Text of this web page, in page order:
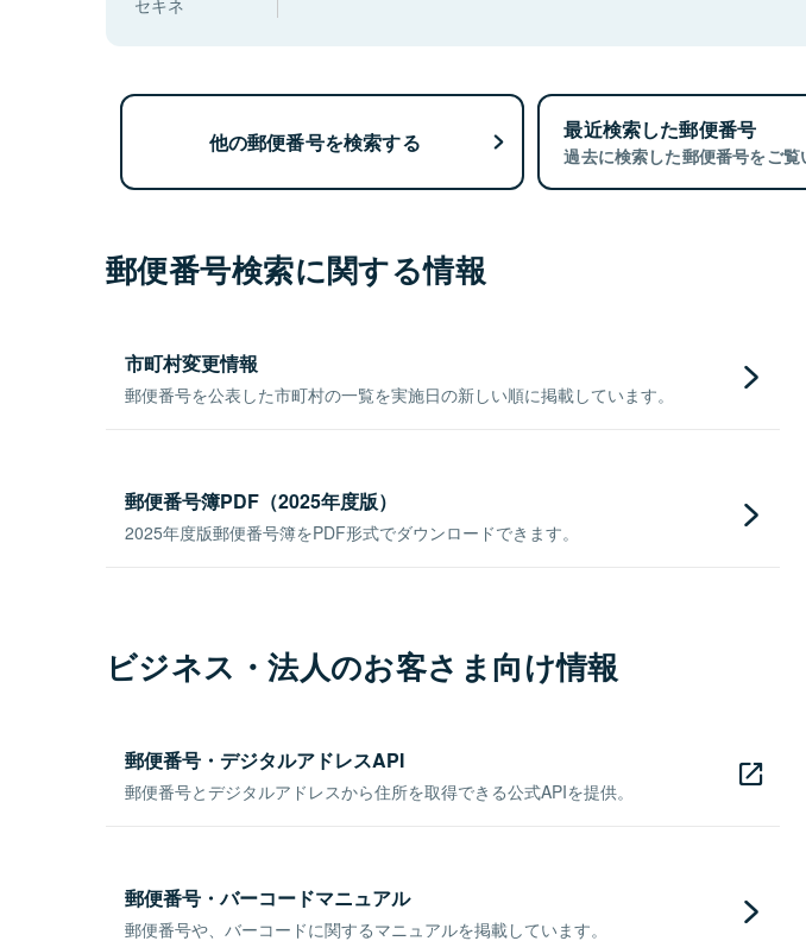
セキネ
他の郵便番号を検索する 最近検索した郵便番号
過去に検索した郵便番号をご覧
郵便番号検索に関する情報
市町村変更情報
郵便番号を公表した市町村の一覧を実施日の新しい順に掲載しています。
郵便番号簿PDF（2025年度版）
2025年度版郵便番号簿をPDF形式でダウンロードできます。
ビジネス・法人のお客さま向け情報
郵便番号・デジタルアドレスAPI
郵便番号とデジタルアドレスから住所を取得できる公式APIを提供。
郵便番号・バーコードマニュアル
郵便番号や、バーコードに関するマニュアルを掲載しています。